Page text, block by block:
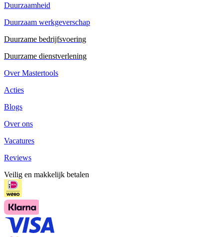
Duurzaamheid
Duurzaam werkgeverschap
Duurzame bedrijfsvoering
Duurzame dienstverlening
Over Mastertools
Acties
Blogs
Over ons
Vacatures
Reviews
Veilig en makkelijk betalen